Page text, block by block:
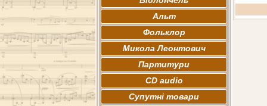
Альт
Фольклор
Микола Леонтович
Партитури
CD audio
Супутні товари